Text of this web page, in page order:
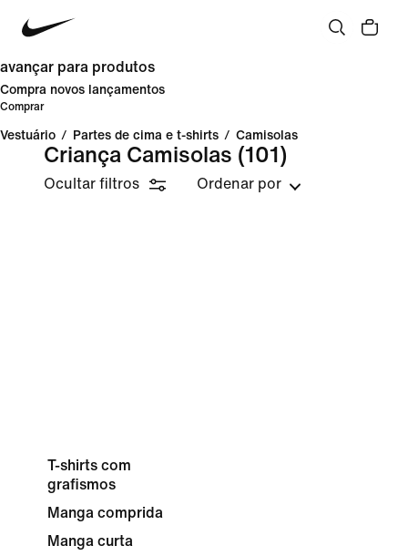
avançar para produtos
Compra novos lançamentos
Comprar
Vestuário / Partes de cima e t-shirts / Camisolas
Criança Camisolas (101)
Ocultar filtros Ordenar por
T-shirts com
grafismos
Manga comprida
Manga curta